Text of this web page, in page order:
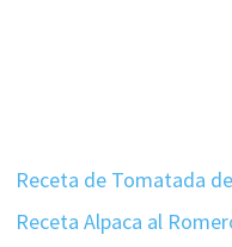
Receta de Tomatada
Receta Alpaca al